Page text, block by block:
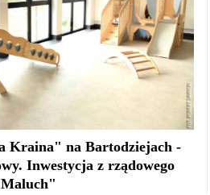
Kraina" na Bartodziejach -
Inwestycja z rządowego